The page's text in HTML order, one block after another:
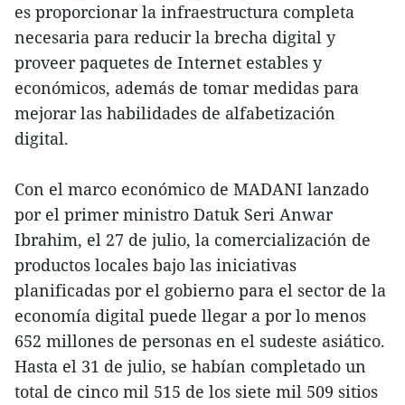
es proporcionar la infraestructura completa
necesaria para reducir la brecha digital y
proveer paquetes de Internet estables y
económicos, además de tomar medidas para
mejorar las habilidades de alfabetización
digital.
Con el marco económico de MADANI lanzado
por el primer ministro Datuk Seri Anwar
Ibrahim, el 27 de julio, la comercialización de
productos locales bajo las iniciativas
planificadas por el gobierno para el sector de la
economía digital puede llegar a por lo menos
652 millones de personas en el sudeste asiático.
Hasta el 31 de julio, se habían completado un
total de cinco mil 515 de los siete mil 509 sitios